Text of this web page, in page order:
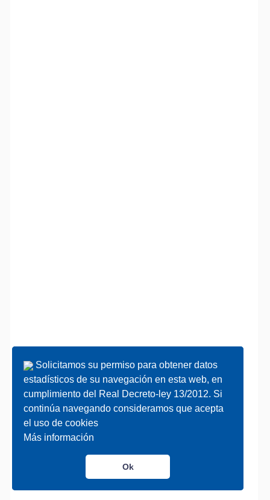
Solicitamos su permiso para obtener datos
estadísticos de su navegación en esta web, en
cumplimiento del Real Decreto-ley 13/2012. Si
continúa navegando consideramos que acepta
el uso de cookies
Más información
Ok
Solicitamos su permiso para obtener datos
estadísticos de su navegación en esta web, en
cumplimiento del Real Decreto-ley 13/2012. Si
continúa navegando consideramos que acepta
el uso de cookies
Más información
Ok